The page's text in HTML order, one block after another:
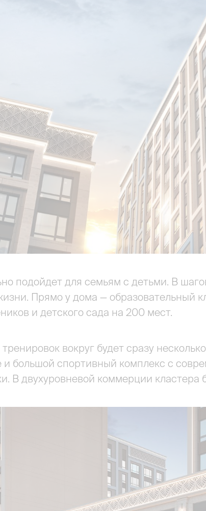
подойдет для семьям с детьми. В
Прямо у дома — образовательный
и детского сада на 200 мест.
вокруг будет сразу
большой спортивный комплекс с
В двухуровневой коммерции кластера